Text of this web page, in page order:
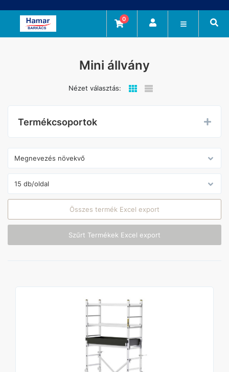
0
Mini állvány
Nézet választás:
Termékcsoportok
Összes termék Excel export
Szűrt Termékek Excel export